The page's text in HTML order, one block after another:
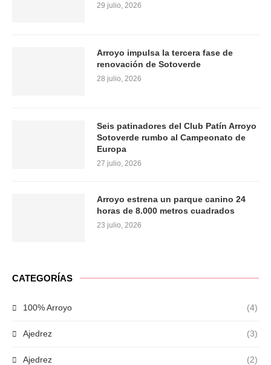
29 julio, 2026
Arroyo impulsa la tercera fase de
renovación de Sotoverde
28 julio, 2026
Seis patinadores del Club Patín Arroyo
Sotoverde rumbo al Campeonato de
Europa
27 julio, 2026
Arroyo estrena un parque canino 24
horas de 8.000 metros cuadrados
23 julio, 2026
CATEGORÍAS
100% Arroyo (4)
Ajedrez (3)
Ajedrez (2)